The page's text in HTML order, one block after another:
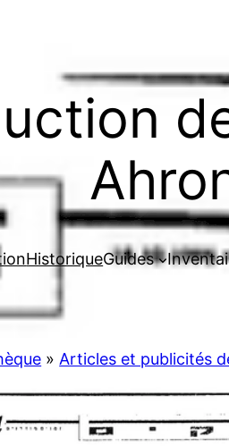
HistoriqueGuides
» Articles et publicités